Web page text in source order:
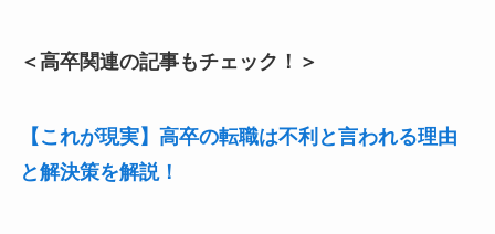
＜高卒関連の記事もチェック！＞
【これが現実】高卒の転職は不利と言われる理由
と解決策を解説！